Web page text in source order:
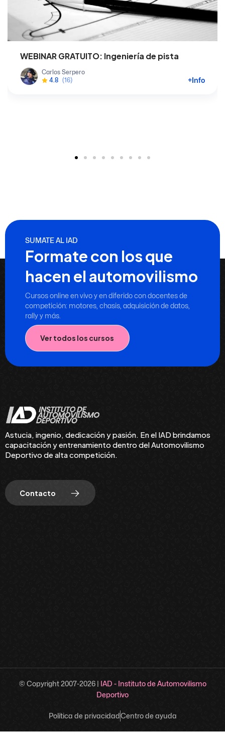
WEBINAR GRATUITO: Ingeniería de pista
Carlos Serpero
4.8 (16) +Info
SUMATE AL IAD
Formate con los que
hacen el automovilismo
Cursos online en vivo y en diferido con docentes de
competición: motores, chasis, adquisición de datos,
rally y más.
Ver todos los cursos
Astucia, ingenio, dedicación y pasión. En el IAD brindamos
capacitación y entrenamiento dentro del Automovilismo
Deportivo de alta competición.
Contacto
© Copyright 2007-2026| IAD - Instituto de Automovilismo
Deportivo
Política de privacidadCentro de ayuda